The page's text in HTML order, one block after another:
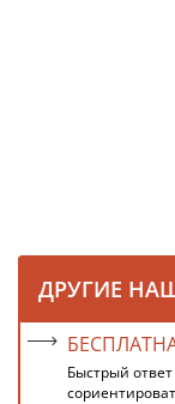
ДРУГИЕ
Быстрый